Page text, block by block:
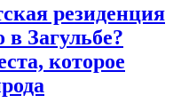
резиденция
Загульбе?
которое